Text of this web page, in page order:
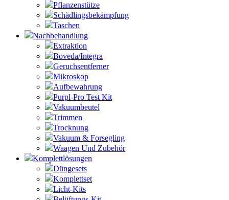
Pflanzenstütze
Schädlingsbekämpfung
Taschen
Nachbehandlung
Extraktion
Boveda/Integra
Geruchsentferner
Mikroskop
Aufbewahrung
Purpl-Pro Test Kit
Vakuumbeutel
Trimmen
Trocknung
Vakuum & Forsegling
Waagen Und Zubehör
Komplettlösungen
Düngesets
Komplettset
Licht-Kits